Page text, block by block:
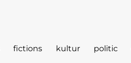
fictions kultur politic